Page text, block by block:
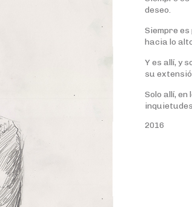
deseo.
Siempre
hacia lo
Y es allí, y
su
Solo allí,
2016